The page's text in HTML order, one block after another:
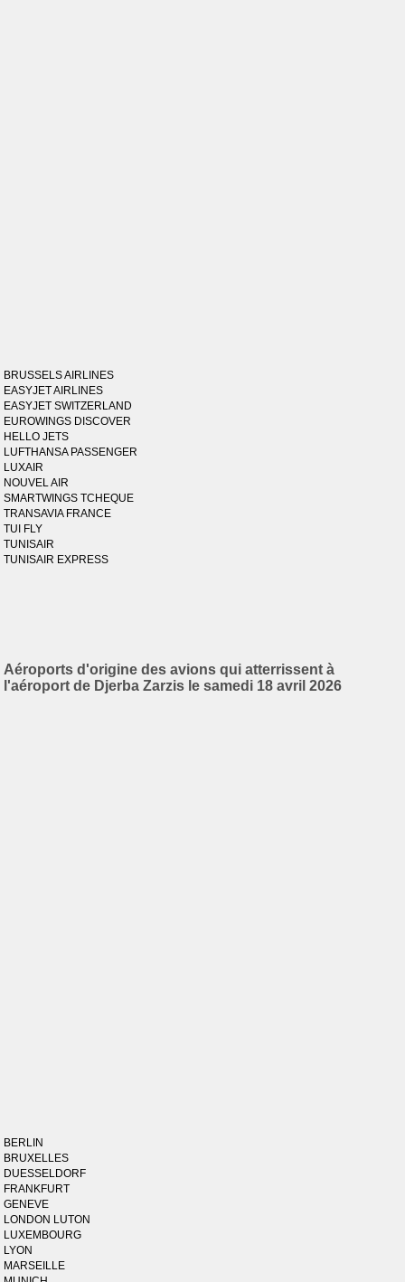
BRUSSELS AIRLINES
EASYJET AIRLINES
EASYJET SWITZERLAND
EUROWINGS DISCOVER
HELLO JETS
LUFTHANSA PASSENGER
LUXAIR
NOUVEL AIR
SMARTWINGS TCHEQUE
TRANSAVIA FRANCE
TUI FLY
TUNISAIR
TUNISAIR EXPRESS
Aéroports d'origine des avions qui atterrissent à
l'aéroport de Djerba Zarzis le samedi 18 avril 2026
BERLIN
BRUXELLES
DUESSELDORF
FRANKFURT
GENEVE
LONDON LUTON
LUXEMBOURG
LYON
MARSEILLE